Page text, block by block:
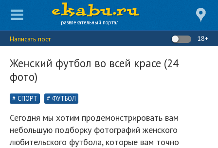
развлекательный портал
Написать пост 18+
Женский футбол во всей красе (24
фото)
СПОРТ ФУТБОЛ
Сегодня мы хотим продемонстрировать вам
небольшую подборку фотографий женского
любительского футбола, которые вам точно